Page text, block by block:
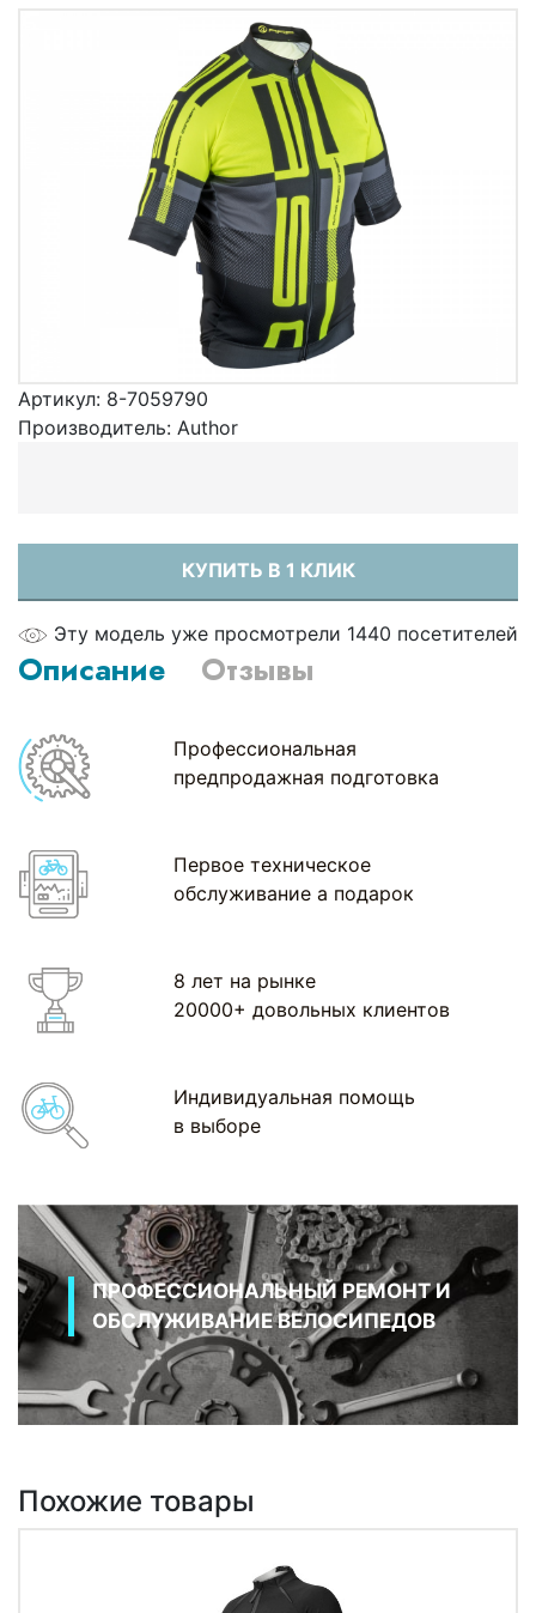
Артикул: 8-7059790
Производитель: Author
КУПИТЬ В 1 КЛИК
Эту модель уже просмотрели 1440 посетителей
Описание Отзывы
Профессиональная
предпродажная подготовка
Первое техническое
обслуживание а подарок
8 лет на рынке
20000+ довольных клиентов
Индивидуальная помощь
в выборе
ПРОФЕССИОНАЛЬНЫЙ РЕМОНТ И
ОБСЛУЖИВАНИЕ ВЕЛОСИПЕДОВ
Похожие товары